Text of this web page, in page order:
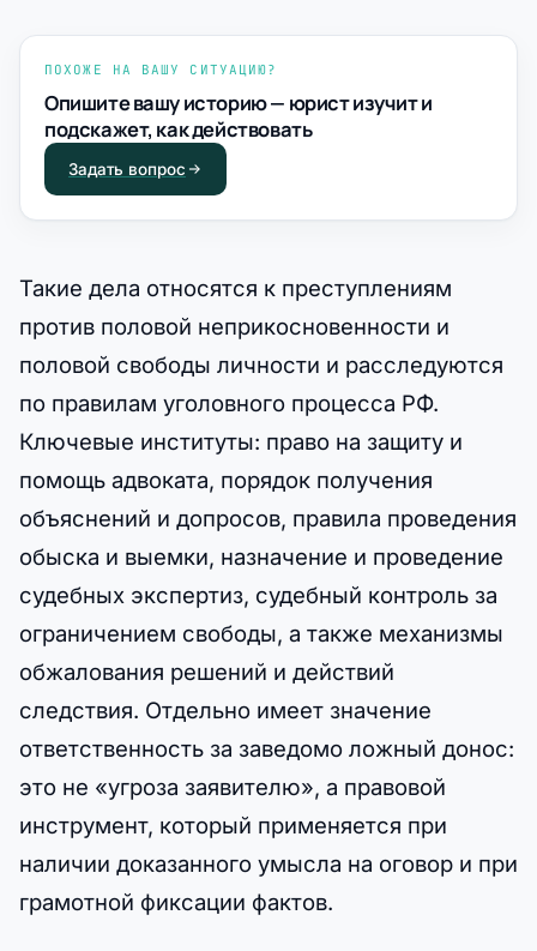
ПОХОЖЕ НА ВАШУ СИТУАЦИЮ?
Опишите вашу историю — юрист изучит и
подскажет, как действовать
Задать вопрос
Такие дела относятся к преступлениям
против половой неприкосновенности и
половой свободы личности и расследуются
по правилам уголовного процесса РФ.
Ключевые институты: право на защиту и
помощь адвоката, порядок получения
объяснений и допросов, правила проведения
обыска и выемки, назначение и проведение
судебных экспертиз, судебный контроль за
ограничением свободы, а также механизмы
обжалования решений и действий
следствия. Отдельно имеет значение
ответственность за заведомо ложный донос:
это не «угроза заявителю», а правовой
инструмент, который применяется при
наличии доказанного умысла на оговор и при
грамотной фиксации фактов.